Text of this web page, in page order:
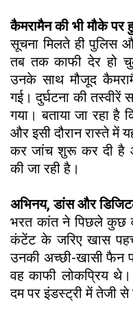
कैमरामैन की भी मौके पर
सूचना मिलते ही पुलिस
तब तक काफी देर हो
उनके साथ मौजूद
गई। दुर्घटना की
गया। बताया जा रहा
और इसी दौरान रास्ते में
कर जांच शुरू कर दी है
की जा रही है।
अभिनय, डांस और
भरत कांत ने पिछले कुछ
कंटेंट के जरिए खास
उनकी अच्छी-खासी फैन
वह काफी लोकप्रिय
दम पर इंडस्ट्री में तेजी से